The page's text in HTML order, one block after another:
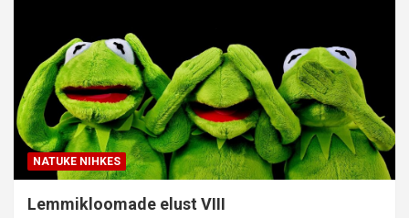
NATUKE NIHKES
Lemmikloomade elust VIII